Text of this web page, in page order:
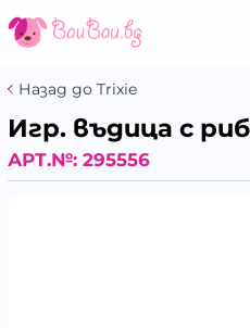
Назад до Trixie
Игр. въдица с
АРТ.№: 295556